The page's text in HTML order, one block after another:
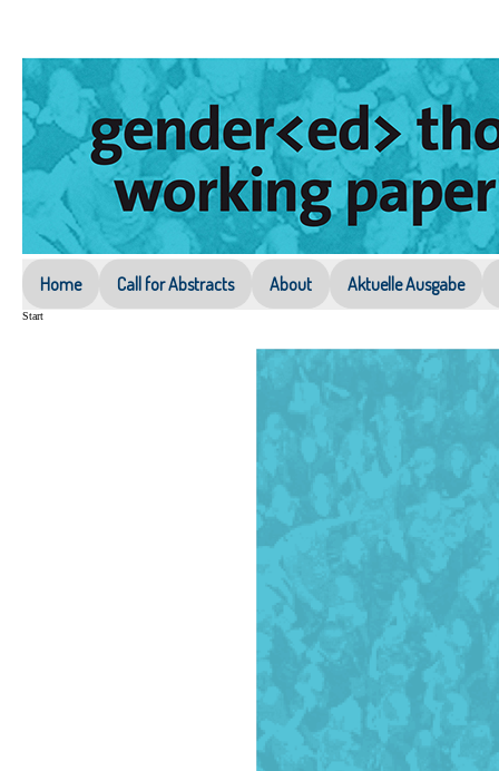
Home Call for Abstracts About Aktuelle Ausgabe
Start